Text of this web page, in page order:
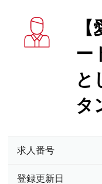
ー
と
タ
求人番号
登録更新日